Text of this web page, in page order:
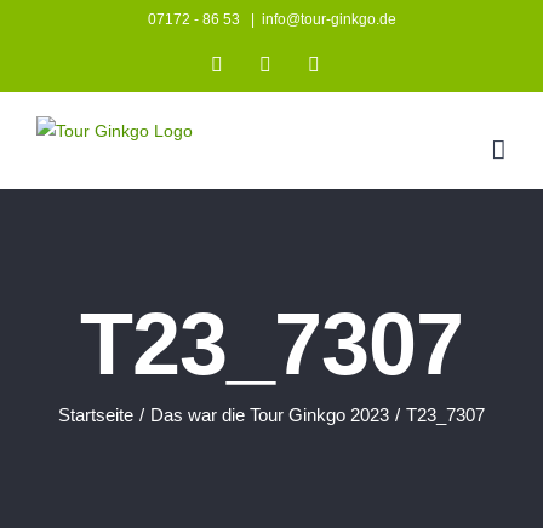
07172 - 86 53 info@tour-ginkgo.de
InstagramFacebook
T23_7307
Startseite / Das war die Tour Ginkgo 2023 / T23_7307